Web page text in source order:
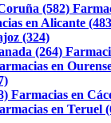
(582)
en Alicante
(324)
(264)
en
Farmacias en
en Teruel